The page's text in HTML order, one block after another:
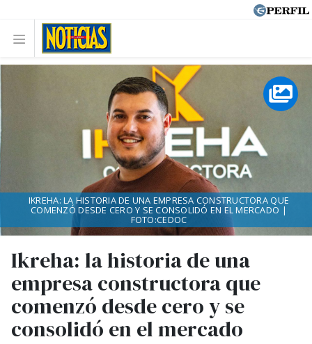
Ikreha: la historia de una
empresa constructora que
comenzó desde cero y se
consolidó en el mercado
IKREHA: LA HISTORIA DE UNA EMPRESA CONSTRUCTORA QUE
COMENZÓ DESDE CERO Y SE CONSOLIDÓ EN EL MERCADO |
FOTO:CEDOC